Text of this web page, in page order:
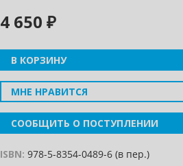
4 650 ₽
В КОРЗИНУ
МНЕ НРАВИТСЯ
СООБЩИТЬ О ПОСТУПЛЕНИИ
ISBN: 978-5-8354-0489-6 (в пер.)